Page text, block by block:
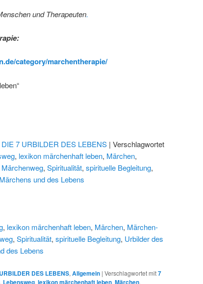
und Therapeuten.
category/marchentherapie/
DIE 7 URBILDER DES LEBENS | Verschlagwortet
, lexikon märchenhaft leben, Märchen,
Märchenweg, Spiritualität, spirituelle Begleitung,
und des Lebens
, lexikon märchenhaft leben, Märchen, Märchen-
, Spiritualität, spirituelle Begleitung, Urbilder des
des Lebens
DES LEBENS, Allgemein | Verschlagwortet mit7
, Lebensweg, lexikon märchenhaft leben, Märchen,